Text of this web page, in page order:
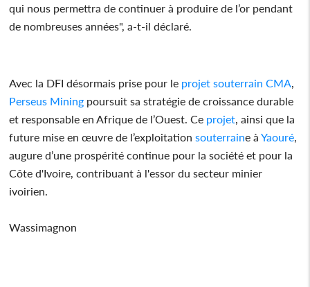
qui nous permettra de continuer à produire de l’or pendant
de nombreuses années", a-t-il déclaré.
Avec la DFI désormais prise pour le projet souterrain CMA,
Perseus Mining poursuit sa stratégie de croissance durable
et responsable en Afrique de l’Ouest. Ce projet, ainsi que la
future mise en œuvre de l’exploitation souterraine à Yaouré,
augure d’une prospérité continue pour la société et pour la
Côte d'Ivoire, contribuant à l'essor du secteur minier
ivoirien.
Wassimagnon